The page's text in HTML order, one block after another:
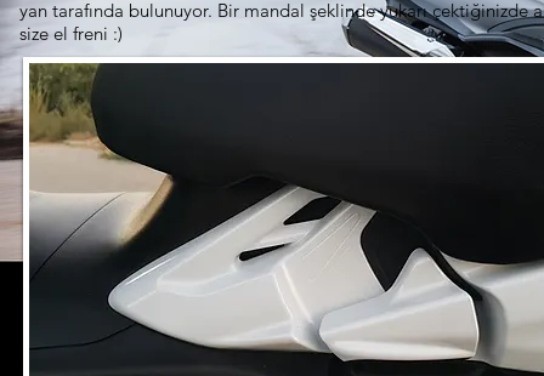
yan tarafında bulunuyor. Bir mandal şeklinde yukarı
size el freni :)